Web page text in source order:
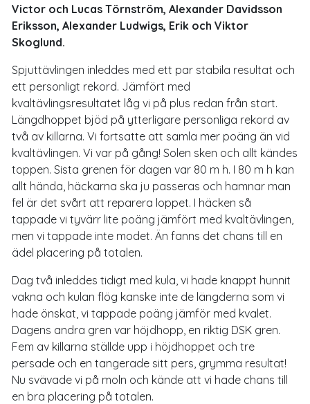
Victor och Lucas Törnström, Alexander Davidsson
Eriksson, Alexander Ludwigs, Erik och Viktor
Skoglund.
Spjuttävlingen inleddes med ett par stabila resultat och
ett personligt rekord. Jämfört med
kvaltävlingsresultatet låg vi på plus redan från start.
Längdhoppet bjöd på ytterligare personliga rekord av
två av killarna. Vi fortsatte att samla mer poäng än vid
kvaltävlingen. Vi var på gång! Solen sken och allt kändes
toppen. Sista grenen för dagen var 80 m h. I 80 m h kan
allt hända, häckarna ska ju passeras och hamnar man
fel är det svårt att reparera loppet. I häcken så
tappade vi tyvärr lite poäng jämfört med kvaltävlingen,
men vi tappade inte modet. Än fanns det chans till en
ädel placering på totalen.
Dag två inleddes tidigt med kula, vi hade knappt hunnit
vakna och kulan flög kanske inte de längderna som vi
hade önskat, vi tappade poäng jämför med kvalet.
Dagens andra gren var höjdhopp, en riktig DSK gren.
Fem av killarna ställde upp i höjdhoppet och tre
persade och en tangerade sitt pers, grymma resultat!
Nu svävade vi på moln och kände att vi hade chans till
en bra placering på totalen.